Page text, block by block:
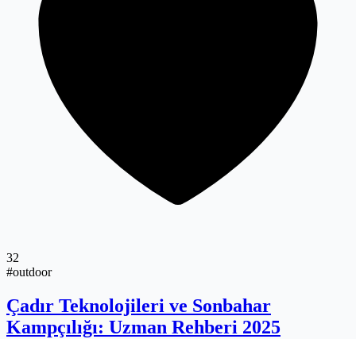
32
#outdoor
Çadır Teknolojileri ve Sonbahar
Kampçılığı: Uzman Rehberi 2025